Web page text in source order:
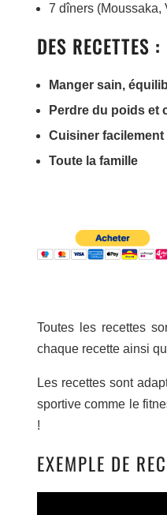
7 dîners (Moussaka,
DES RECETTES :
Manger sain,
Perdre du poids et
Cuisiner facilement
Toute la famille
Toutes les recettes
chaque recette ainsi
Les recettes sont
sportive comme le
!
EXEMPLE DE